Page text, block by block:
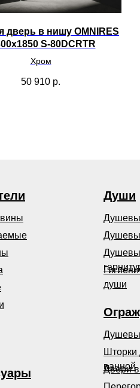
дверь в нишу OMNIRES
S-80DCRTR
Хром
50 910 р.
Души
души
Шторки
ванной
Двери